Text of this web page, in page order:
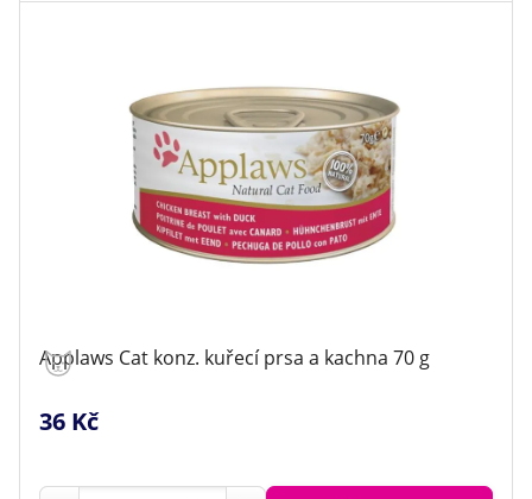
Applaws Cat konz. kuřecí prsa a kachna 70 g
36 Kč